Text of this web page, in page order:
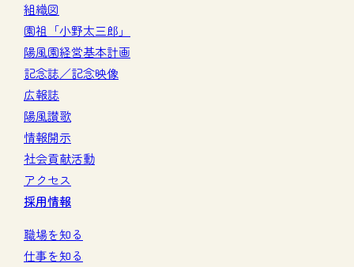
組織図
園祖「小野太三郎」
陽風園経営基本計画
記念誌／記念映像
広報誌
陽風讃歌
情報開示
社会貢献活動
アクセス
採用情報
職場を知る
仕事を知る